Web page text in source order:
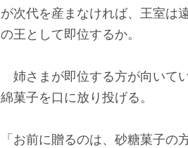
が次代を産まなければ、王室は
の王として即位するか。
姉さまが即位する方が向いて
綿菓子を口に放り投げる。
「お前に贈るのは、砂糖菓子